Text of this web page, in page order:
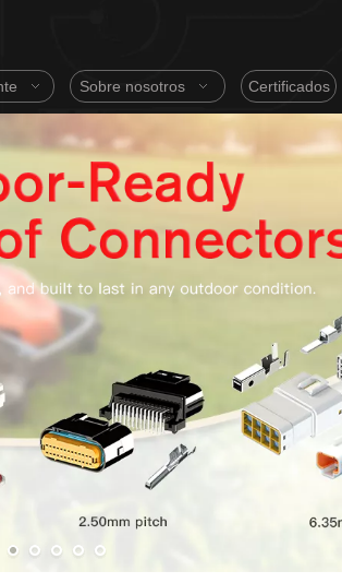
Sobre nosotros Certificados